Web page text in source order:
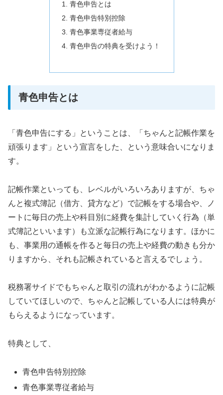
青色申告とは
青色申告特別控除
青色事業専従者給与
青色申告の特典を受けよう！
青色申告とは
「青色申告にする」ということは、「ちゃんと記帳作業を
頑張ります」という宣言をした、という意味合いになりま
す。
記帳作業といっても、レベルがいろいろありますが、ちゃ
んと複式簿記（借方、貸方など）で記帳をする場合や、ノ
ートに毎日の売上や科目別に経費を集計していく行為（単
式簿記といいます）も立派な記帳行為になります。ほかに
も、事業用の通帳を作ると毎日の売上や経費の動きも分か
りますから、それも記帳されていると言えるでしょう。
税務署サイドでもちゃんと取引の流れがわかるように記帳
していてほしいので、ちゃんと記帳している人には特典が
もらえるようになっています。
特典として、
青色申告特別控除
青色事業専従者給与